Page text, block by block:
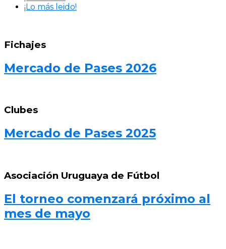
¡Lo más leido!
Fichajes
Mercado de Pases 2026
Clubes
Mercado de Pases 2025
Asociación Uruguaya de Fútbol
El torneo comenzará próximo al
mes de mayo